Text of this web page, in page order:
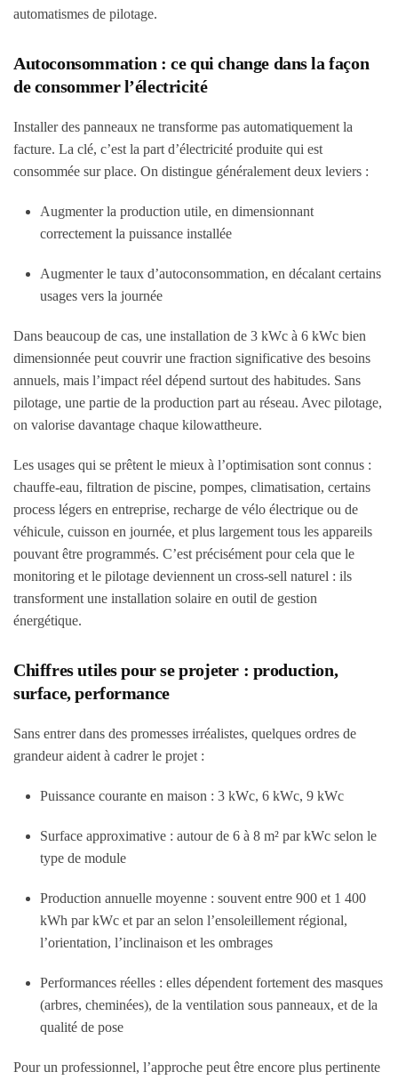
automatismes de pilotage.
Autoconsommation : ce qui change dans la façon
de consommer l’électricité
Installer des panneaux ne transforme pas automatiquement la
facture. La clé, c’est la part d’électricité produite qui est
consommée sur place. On distingue généralement deux leviers :
Augmenter la production utile, en dimensionnant
correctement la puissance installée
Augmenter le taux d’autoconsommation, en décalant certains
usages vers la journée
Dans beaucoup de cas, une installation de 3 kWc à 6 kWc bien
dimensionnée peut couvrir une fraction significative des besoins
annuels, mais l’impact réel dépend surtout des habitudes. Sans
pilotage, une partie de la production part au réseau. Avec pilotage,
on valorise davantage chaque kilowattheure.
Les usages qui se prêtent le mieux à l’optimisation sont connus :
chauffe-eau, filtration de piscine, pompes, climatisation, certains
process légers en entreprise, recharge de vélo électrique ou de
véhicule, cuisson en journée, et plus largement tous les appareils
pouvant être programmés. C’est précisément pour cela que le
monitoring et le pilotage deviennent un cross-sell naturel : ils
transforment une installation solaire en outil de gestion
énergétique.
Chiffres utiles pour se projeter : production,
surface, performance
Sans entrer dans des promesses irréalistes, quelques ordres de
grandeur aident à cadrer le projet :
Puissance courante en maison : 3 kWc, 6 kWc, 9 kWc
Surface approximative : autour de 6 à 8 m² par kWc selon le
type de module
Production annuelle moyenne : souvent entre 900 et 1 400
kWh par kWc et par an selon l’ensoleillement régional,
l’orientation, l’inclinaison et les ombrages
Performances réelles : elles dépendent fortement des masques
(arbres, cheminées), de la ventilation sous panneaux, et de la
qualité de pose
Pour un professionnel, l’approche peut être encore plus pertinente